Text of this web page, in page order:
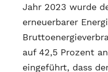
Jahr 2023 wurde
erneuerbarer
auf 42,5 Prozent
eingeführt, dass